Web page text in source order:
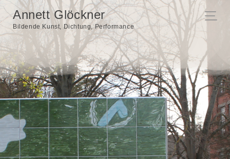
Annett Glöckner
Bildende Kunst, Dichtung, Performance